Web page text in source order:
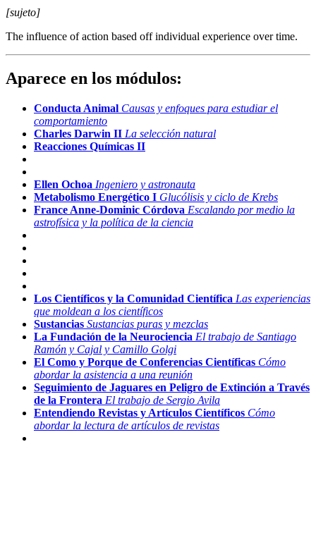
[sujeto]
The influence of action based off individual experience over time.
Aparece en los módulos:
Conducta Animal Causas y enfoques para estudiar el
comportamiento
Charles Darwin II La selección natural
Reacciones Químicas II
Ellen Ochoa Ingeniero y astronauta
Metabolismo Energético I Glucólisis y ciclo de Krebs
France Anne-Dominic Córdova Escalando por medio la
astrofísica y la política de la ciencia
Los Científicos y la Comunidad Científica Las experiencias
que moldean a los científicos
Sustancias Sustancias puras y mezclas
La Fundación de la Neurociencia El trabajo de Santiago
Ramón y Cajal y Camillo Golgi
El Como y Porque de Conferencias Científicas Cómo
abordar la asistencia a una reunión
Seguimiento de Jaguares en Peligro de Extinción a Través
de la Frontera El trabajo de Sergio Avila
Entendiendo Revistas y Artículos Científicos Cómo
abordar la lectura de artículos de revistas